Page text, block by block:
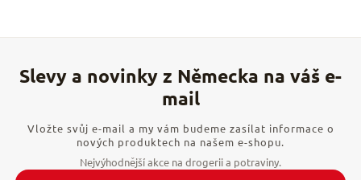
Vložte svůj e-mail a my vám budeme zasílat informace o
nových produktech na našem e-shopu.